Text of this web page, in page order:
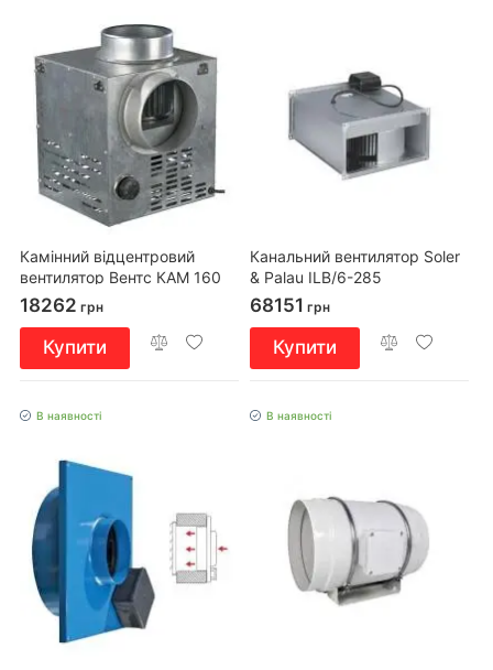
Камінний відцентровий
вентилятор Вентс КАМ 160
Еко
18262 грн
Купити
Канальний вентилятор Soler
& Palau ILB/6-285
68151 грн
Купити
В наявності В наявності